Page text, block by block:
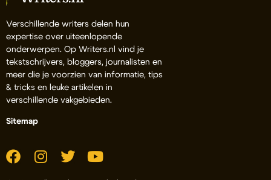
Verschillende writers delen hun
expertise over uiteenlopende
onderwerpen. Op Writers.nl vind je
tekstschrijvers, bloggers, journalisten en
meer die je voorzien van informatie, tips
& tricks en leuke artikelen in
verschillende vakgebieden.
Sitemap